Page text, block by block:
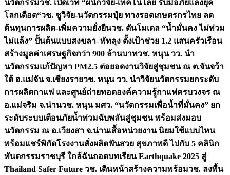
นวัตกรรมวช. เปิดเวที “ผนึกวิจัย-เทคโนโลยี รับมือภัยแล้งยุค
โลกเดือด“วช. ชูวิจัย-นวัตกรรมปุ๋ย ทางรอดเกษตรกรไทย ลด
ต้นทุนการผลิต-เพิ่มความยั่งยืนวช. ดันโมเดล “น้ำมั่นคง ไม่ท่วม
ไม่แล้ง” ปั้นต้นแบบสงขลา–พัทลุง ตั้งเป้าช่วย 1.2 แสนครัวเรือน
สร้างมูลค่าเศรษฐกิจกว่า 900 ล้านบาทวช. หนุน วว. นำ
นวัตกรรมแก้ปัญหา PM2.5 ต่อยอดงานวิจัยสู่ชุมชน ณ ต.จันจว้า
ใต้ อ.แม่จัน จ.เชียงรายวช. หนุน วว. นำวิจัยนวัตกรรมยกระดับ
การผลิตกาแฟ และศูนย์ถ่ายทอดองค์ความรู้กาแฟครบวงจร ณ
อ.แม่จริม จ.น่านวช. หนุน มศว. “นวัตกรรมเพื่อน้ำที่มั่นคง” ยก
ระดับระบบเตือนภัยน้ำท่วมฉับพลันสู่ชุมชน พร้อมส่งมอบ
นวัตกรรม ณ อ.เวียงสา จ.น่านเสื้อหน่วยงาน นิยมใช้แบบไหน
พร้อมแชร์พิกัดโรงงานสั่งผลิตฟันสวย สุขภาพดี ไปกับ 5 คลินิก
ทันตกรรมราชบุรี ใกล้ฉันถอดบทเรียน Earthquake 2025 สู่
Thailand Safer Future วช. เดินหน้าสร้างความพร้อมวช. ลงพื้น